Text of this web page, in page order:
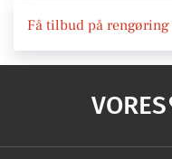
Få tilbud på rengøring
VORES